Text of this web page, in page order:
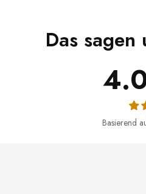
Das sagen
Basierend